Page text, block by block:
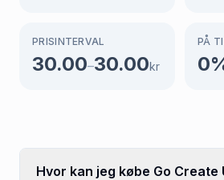
PRISINTERVAL
30.00–30.00kr
PÅ
0
Hvor kan jeg købe Go Create